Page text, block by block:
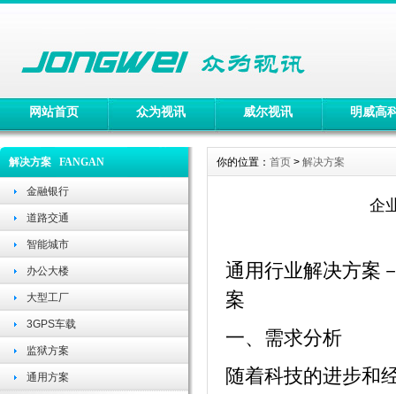
网站首页 众为视讯 威尔视讯 明威高
解决方案 FANGAN
金融银行
道路交通
智能城市
办公大楼
大型工厂
3GPS车载
监狱方案
通用方案
你的位置： 首页 > 解决方案
企
通用行业解决方案
案
一、需求分析
随着科技的进步和